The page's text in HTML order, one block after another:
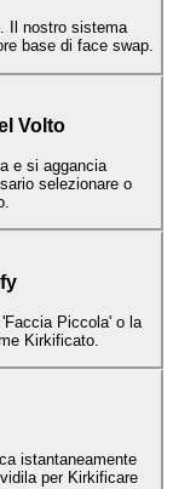
Il nostro sistema
base di face swap.
Volto
e si aggancia
selezionare o
Piccola' o la
Kirkificato.
istantaneamente
per Kirkificare